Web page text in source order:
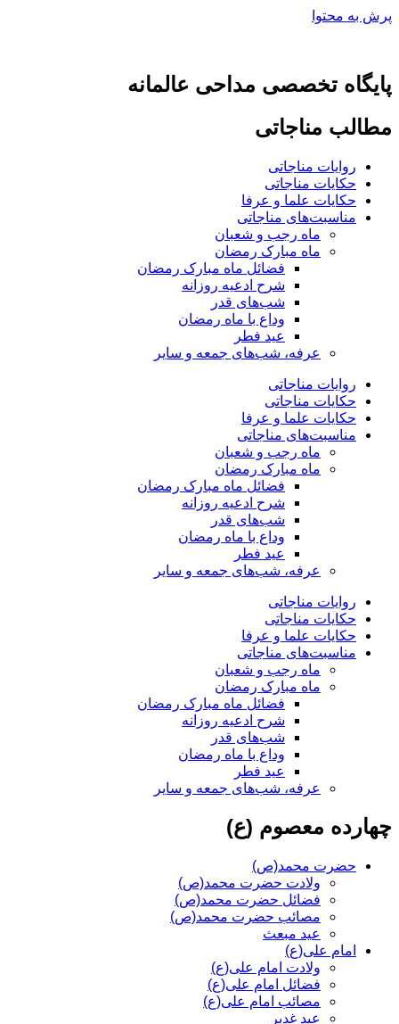
پرش به محتوا
پایگاه تخصصی مداحی عالمانه
مطالب مناجاتی
روایات مناجاتی
حکایات مناجاتی
حکایات علما و عرفا
مناسبت‌های مناجاتی
ماه رجب و شعبان
ماه مبارک رمضان
فضائل ماه مبارک رمضان
شرح ادعیه روزانه
شب‌های قدر
وداع با ماه رمضان
عید فطر
عرفه، شب‌های جمعه و سایر
روایات مناجاتی
حکایات مناجاتی
حکایات علما و عرفا
مناسبت‌های مناجاتی
ماه رجب و شعبان
ماه مبارک رمضان
فضائل ماه مبارک رمضان
شرح ادعیه روزانه
شب‌های قدر
وداع با ماه رمضان
عید فطر
عرفه، شب‌های جمعه و سایر
روایات مناجاتی
حکایات مناجاتی
حکایات علما و عرفا
مناسبت‌های مناجاتی
ماه رجب و شعبان
ماه مبارک رمضان
فضائل ماه مبارک رمضان
شرح ادعیه روزانه
شب‌های قدر
وداع با ماه رمضان
عید فطر
عرفه، شب‌های جمعه و سایر
چهارده معصوم (ع)
حضرت محمد(ص)
ولادت حضرت محمد(ص)
فضائل حضرت محمد(ص)
مصائب حضرت محمد(ص)
عید مبعث
امام علی(ع)
ولادت امام علی(ع)
فضائل امام علی(ع)
مصائب امام علی(ع)
عید غدیر